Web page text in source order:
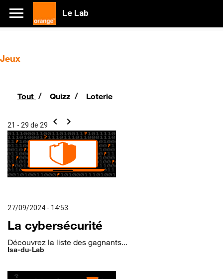
Le Lab
Jeux
Tout / Quizz / Loterie
21 - 29 de 29 chevron_left chevron_right
27/09/2024 - 14:53
La cybersécurité
Découvrez la liste des gagnants...
Isa-du-Lab